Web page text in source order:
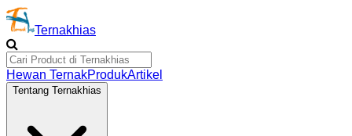
Ternakhias
Hewan TernakProdukArtikel
Tentang Ternakhias